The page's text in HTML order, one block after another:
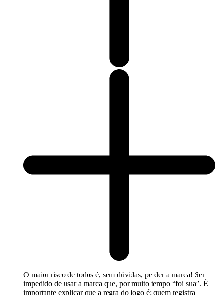
O maior risco de todos é, sem dúvidas, perder a marca! Ser
impedido de usar a marca que, por muito tempo “foi sua”. É
importante explicar que a regra do jogo é: quem registra